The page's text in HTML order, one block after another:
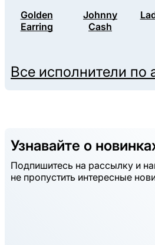
Golden
Earring
Johnny
Cash
Все исполнители по
Узнавайте о
Подпишитесь на рассылку и
не пропустить интересные